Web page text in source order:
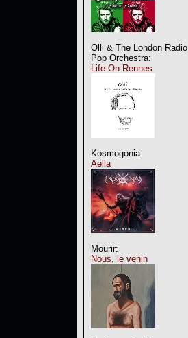
Olli & The London Radio
Pop Orchestra:
Life On Rennes
Kosmogonia:
Aella
Mourir:
Nous, le venin